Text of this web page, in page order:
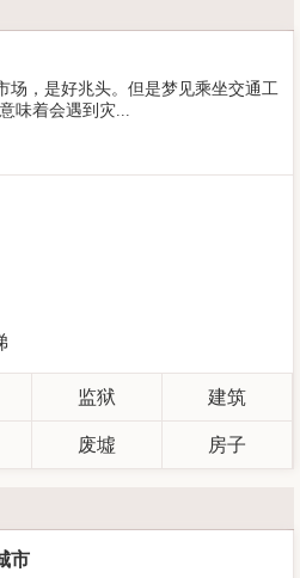
场，是好兆头。但是梦见乘坐交通工
味着会遇到灾...
监狱 建筑
废墟 房子
市